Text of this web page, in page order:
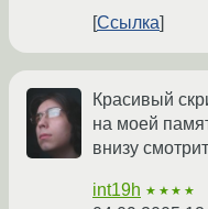
Ссылка
Красивый
на моей
внизу
int19h ★★★★